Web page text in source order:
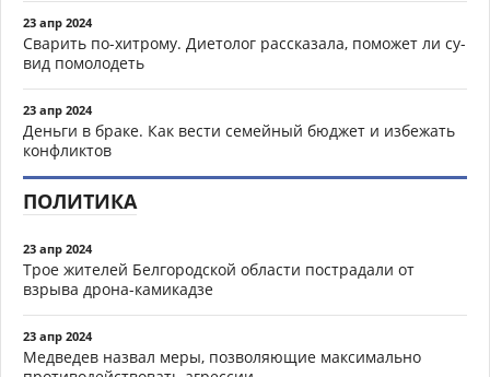
23 апр 2024
Сварить по-хитрому. Диетолог рассказала, поможет ли су-
вид помолодеть
23 апр 2024
Деньги в браке. Как вести семейный бюджет и избежать
конфликтов
ПОЛИТИКА
23 апр 2024
Трое жителей Белгородской области пострадали от
взрыва дрона-камикадзе
23 апр 2024
Медведев назвал меры, позволяющие максимально